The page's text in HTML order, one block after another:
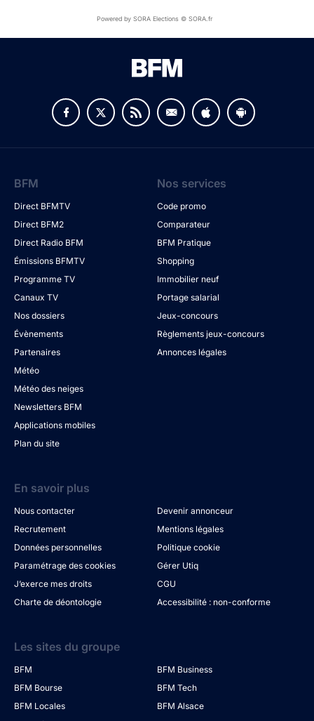
Powered by SORA Elections © SORA.fr
BFM
Direct BFMTV
Direct BFM2
Direct Radio BFM
Émissions BFMTV
Programme TV
Canaux TV
Nos dossiers
Évènements
Partenaires
Météo
Météo des neiges
Newsletters BFM
Applications mobiles
Plan du site
Nos services
Code promo
Comparateur
BFM Pratique
Shopping
Immobilier neuf
Portage salarial
Jeux-concours
Règlements jeux-concours
Annonces légales
En savoir plus
Nous contacter
Devenir annonceur
Recrutement
Mentions légales
Données personnelles
Politique cookie
Paramétrage des cookies
Gérer Utiq
J’exerce mes droits
CGU
Charte de déontologie
Accessibilité : non-conforme
Les sites du groupe
BFM
BFM Business
BFM Bourse
BFM Tech
BFM Locales
BFM Alsace